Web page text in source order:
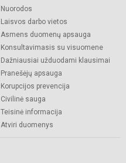
Nuorodos
Laisvos darbo vietos
Asmens duomenų apsauga
Konsultavimasis su visuomene
Dažniausiai užduodami klausimai
Pranešėjų apsauga
Korupcijos prevencija
Civilinė sauga
Teisinė informacija
Atviri duomenys